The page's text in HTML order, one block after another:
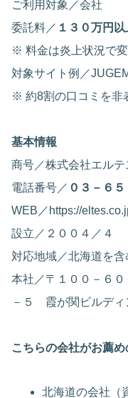
ご利用対象／会社
委託料／ １３０万円以
※ 料金は炎上状況で
対象サイト例／
※ 約8割の口コミを非
基本情報
商号／株式会社エルテ
電話番号／ ０３－６
WEB／https://
設立／２００４／４
対応地域／北海道を
本社／〒１００－６
－５ 霞が関ビルディ
こちらの会社がお薦め
北海道の会社（